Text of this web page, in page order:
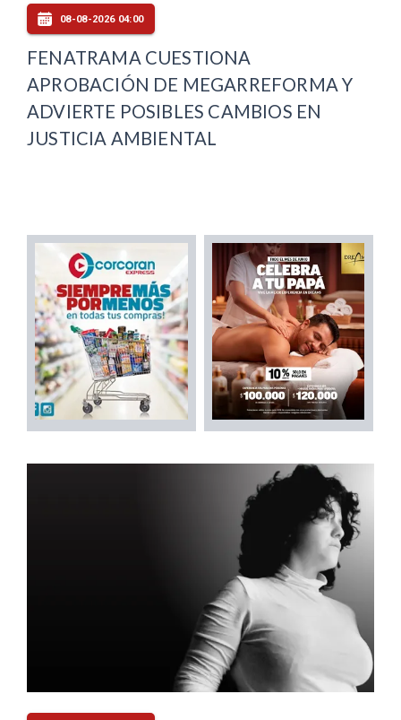
08-08-2026 04:00
FENATRAMA CUESTIONA
APROBACIÓN DE MEGARREFORMA Y
ADVIERTE POSIBLES CAMBIOS EN
JUSTICIA AMBIENTAL